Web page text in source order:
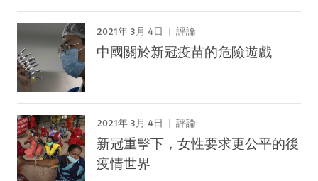
2021年 3月 4日 評論
中國關於新冠疫苗的危險遊戲
2021年 3月 4日 評論
新冠重擊下，女性要求更公平的後
疫情世界